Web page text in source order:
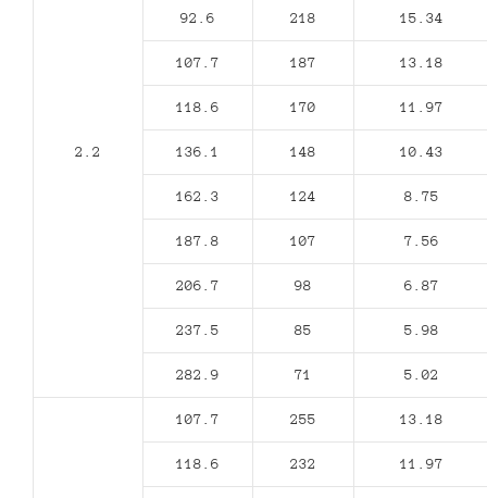
2.2
92.6 218 15.34
107.7 187 13.18
118.6 170 11.97
136.1 148 10.43
162.3 124 8.75
187.8 107 7.56
206.7 98 6.87
237.5 85 5.98
282.9 71 5.02
107.7 255 13.18
118.6 232 11.97